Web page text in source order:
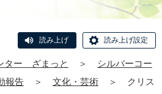
読み上げ 読み上げ設定
ター ざまっと ＞
シルバーコー
報告 ＞ 文化・芸術 ＞
クリス